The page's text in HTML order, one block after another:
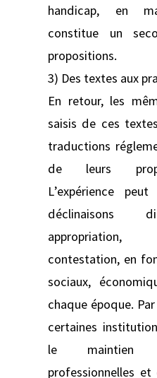
handicap, en
constitue un
propositions.
3) Des textes aux
En retour, les
saisis de ces
traductions
de leurs
L’expérience
déclinaisons
contestation, en
sociaux,
chaque époque.
certaines
le maintien
professionnelles et